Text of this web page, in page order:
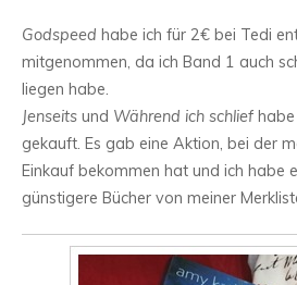
Godspeed habe ich für 2€ bei Tedi
mitgenommen, da ich Band 1 auch
liegen habe.
Jenseits und Während ich schlief
gekauft. Es gab eine Aktion, bei der
Einkauf bekommen hat und ich habe
günstigere Bücher von meiner